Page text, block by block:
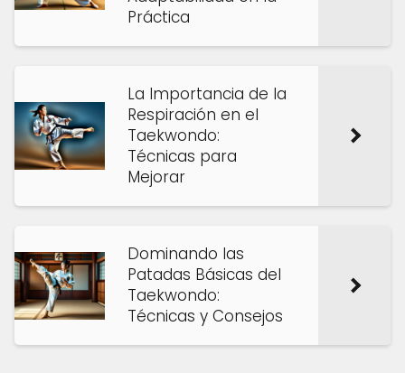
Práctica
La Importancia de la
Respiración en el
Taekwondo:
Técnicas para
Mejorar
Dominando las
Patadas Básicas del
Taekwondo:
Técnicas y Consejos